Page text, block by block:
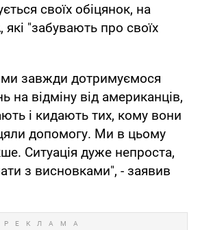
своїх обіцянок, на
які "забувають про своїх
ми завжди дотримуємося
на відміну від американців,
і кидають тих, кому вони
допомогу. Ми в цьому
Ситуація дуже непроста,
з висновками", - заявив